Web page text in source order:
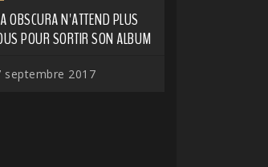
OBSCURA N'ATTEND PLUS
POUR SORTIR SON ALBUM
septembre 2017